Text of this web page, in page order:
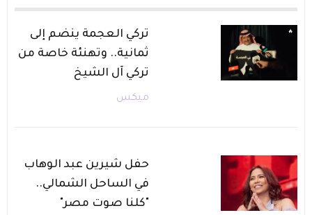
تركي العجمة ينضم إلى
ثمانية.. وتهنئة خاصة من
تركي آل الشيخ
ميكس
حفل شيرين عبد الوهاب
في الساحل الشمالي..
"كلنا صوت مصر"